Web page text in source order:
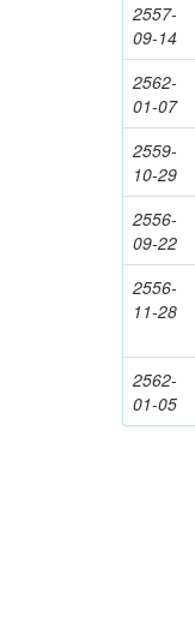
2557-
09-14
2562-
01-07
2559-
10-29
2556-
09-22
2556-
11-28
2562-
01-05